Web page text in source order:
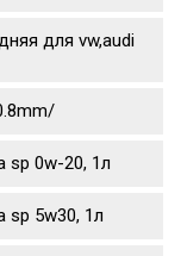
для vw,audi
sp 0w-20, 1л
sp 5w30, 1л